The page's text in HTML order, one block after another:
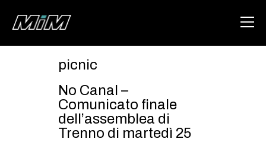
ABOUT
picnic
No Canal –
Comunicato finale
dell’assemblea di
Trenno di martedì 25